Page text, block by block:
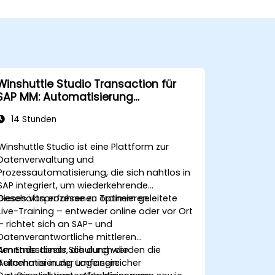
Studio Transaction für
MM: Automatisierung
14 Stunden
Studio ist eine Plattform zur
und
die sich nahtlos in
integriert, um wiederkehrende
zu optimieren.
von erfahrenen Trainern geleitete
Training – entweder online oder vor Ort
richtet sich an SAP- und
mittleren
die durch die
umfangreicher
Ende dieser Schulung werden die
in der Lage sein: